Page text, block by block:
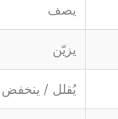
يصف
يزيّن
يُقلل / ينخفض